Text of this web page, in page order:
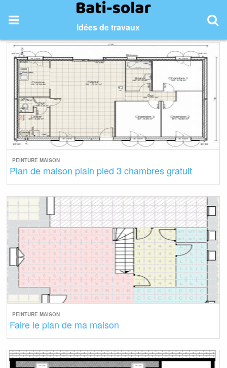
content
Idées de travaux
PEINTURE MAISON
Plan de maison plain pied 3 chambres gratuit
PEINTURE MAISON
Faire le plan de ma maison